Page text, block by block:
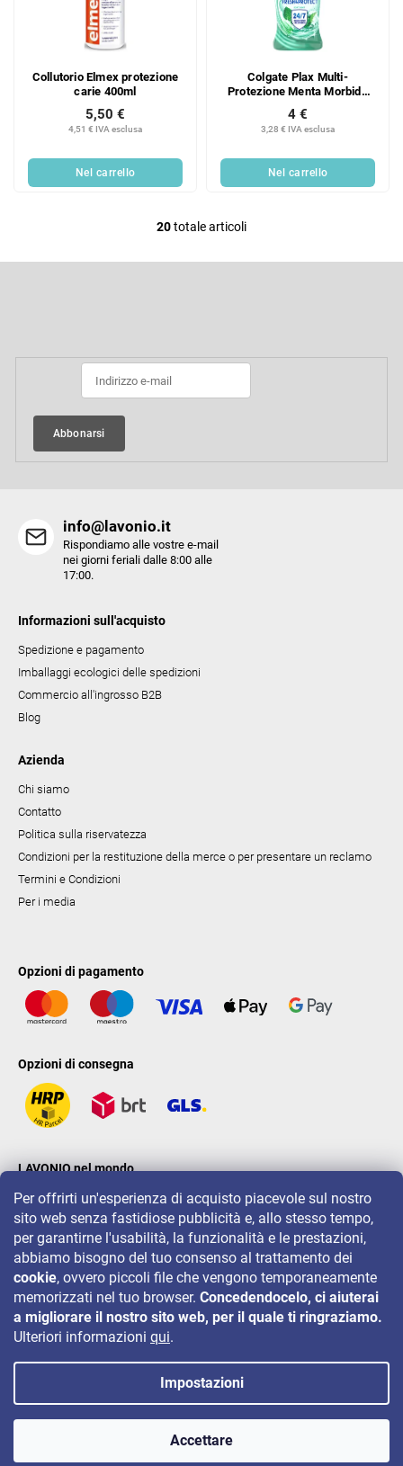
Per offrirti un'esperienza di acquisto piacevole sul nostro
sito web senza fastidiose pubblicità e, allo stesso tempo,
per garantirne l'usabilità, la funzionalità e le prestazioni,
abbiamo bisogno del tuo consenso al trattamento dei
cookie, ovvero piccoli file che vengono temporaneamente
memorizzati nel tuo browser. Concedendocelo, ci aiuterai
a migliorare il nostro sito web, per il quale ti ringraziamo.
Ulteriori informazioni qui.
Impostazioni
Accettare
Collutorio Elmex protezione
carie 400ml
4,51 € IVA esclusa
5,50 €
Nel carrello
Colgate Plax Multi-
Protezione Menta Morbida
500 ml
3,28 € IVA esclusa
4 €
Nel carrello
C
o
l
e
e
20totale articoli
Abbonarsi
info@lavonio.it
Rispondiamo alle vostre e-mail
nei giorni feriali dalle 8:00 alle
17:00.
Informazioni sull'acquisto
Spedizione e pagamento
Imballaggi ecologici delle spedizioni
Commercio all'ingrosso B2B
Blog
Azienda
Chi siamo
Contatto
Politica sulla riservatezza
Condizioni per la restituzione della merce o per presentare un reclamo
Termini e Condizioni
Per i media
Opzioni di pagamento
Opzioni di consegna
LAVONIO nel mondo
Per eventi, concorsi e sconti seguiteci su:
Copyright 2026 LAVONIO.it. Tutti i diritti riservati.